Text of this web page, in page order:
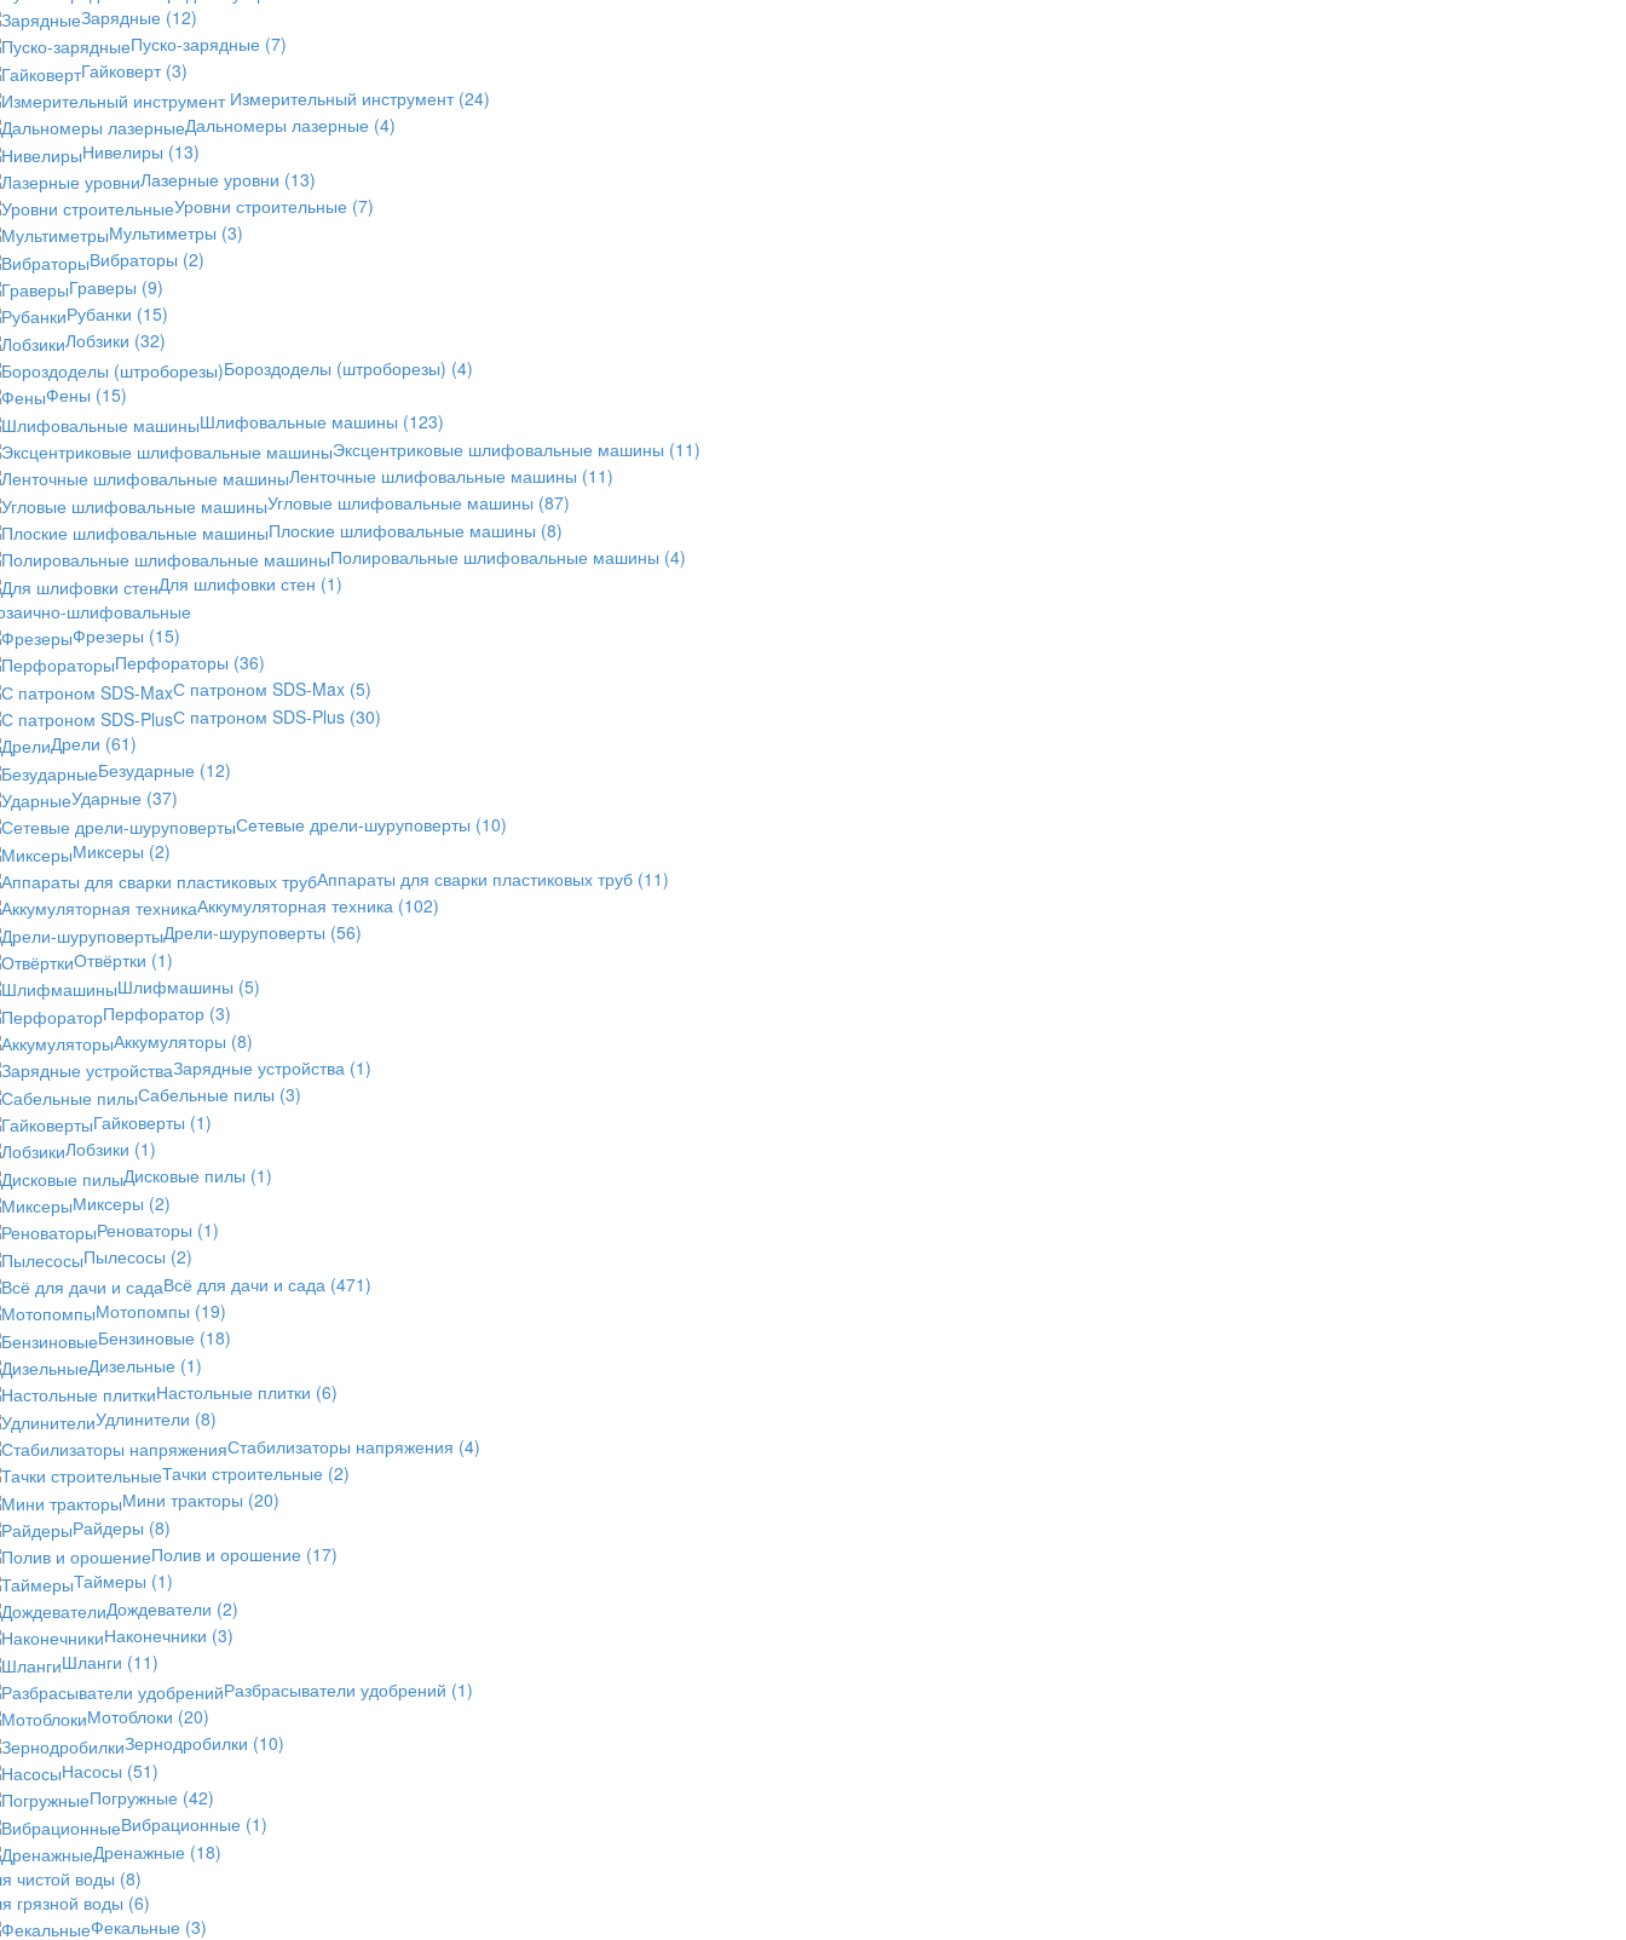
Зарядные (12)
Пуско-зарядные (7)
Гайковерт (3)
Измерительный инструмент (24)
Дальномеры лазерные (4)
Нивелиры (13)
Лазерные уровни (13)
Уровни строительные (7)
Мультиметры (3)
Вибраторы (2)
Граверы (9)
Рубанки (15)
Лобзики (32)
Бороздоделы (штроборезы) (4)
Фены (15)
Шлифовальные машины (123)
Эксцентриковые шлифовальные машины (11)
Ленточные шлифовальные машины (11)
Угловые шлифовальные машины (87)
Плоские шлифовальные машины (8)
Полировальные шлифовальные машины (4)
Для шлифовки стен (1)
шлифовальные
Фрезеры (15)
Перфораторы (36)
С патроном SDS-Max (5)
С патроном SDS-Plus (30)
Дрели (61)
Безударные (12)
Ударные (37)
Сетевые дрели-шуруповерты (10)
Миксеры (2)
Аппараты для сварки пластиковых труб (11)
Аккумуляторная техника (102)
Дрели-шуруповерты (56)
Отвёртки (1)
Шлифмашины (5)
Перфоратор (3)
Аккумуляторы (8)
Зарядные устройства (1)
Сабельные пилы (3)
Гайковерты (1)
Лобзики (1)
Дисковые пилы (1)
Миксеры (2)
Реноваторы (1)
Пылесосы (2)
Всё для дачи и сада (471)
Мотопомпы (19)
Бензиновые (18)
Дизельные (1)
Настольные плитки (6)
Удлинители (8)
Стабилизаторы напряжения (4)
Тачки строительные (2)
Мини тракторы (20)
Райдеры (8)
Полив и орошение (17)
Таймеры (1)
Дождеватели (2)
Наконечники (3)
Шланги (11)
Разбрасыватели удобрений (1)
Мотоблоки (20)
Зернодробилки (10)
Насосы (51)
Погружные (42)
Вибрационные (1)
Дренажные (18)
чистой воды (8)
грязной воды (6)
Фекальные (3)